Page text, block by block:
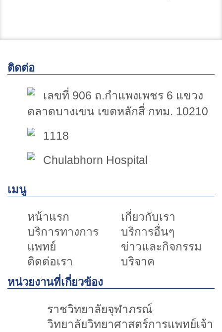
ติดต่อ
เลขที่ 906 ถ.กำแพงเพชร 6 แขวง
ตลาดบางเขน เขตหลักสี่ กทม. 10210
1118
Chulabhorn Hospital
เมนู
หน้าแรก
เกี่ยวกับเรา
บริการทางการ
แพทย์
บริการอื่นๆ
ข่าวและกิจกรรม
ติดต่อเรา
บริจาค
หน่วยงานที่เกี่ยวข้อง
ราชวิทยาลัยจุฬาภรณ์
วิทยาลัยวิทยาศาสตร์การแพทย์เจ้า